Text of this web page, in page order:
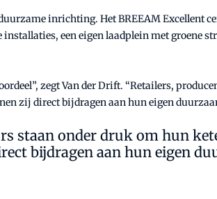
inrichting. Het BREEAM
een eigen laadplein met groene
zegt Van der Drift. “Retailers,
zij direct bijdragen aan hun eigen
staan onder druk om hun
bijdragen aan hun eigen